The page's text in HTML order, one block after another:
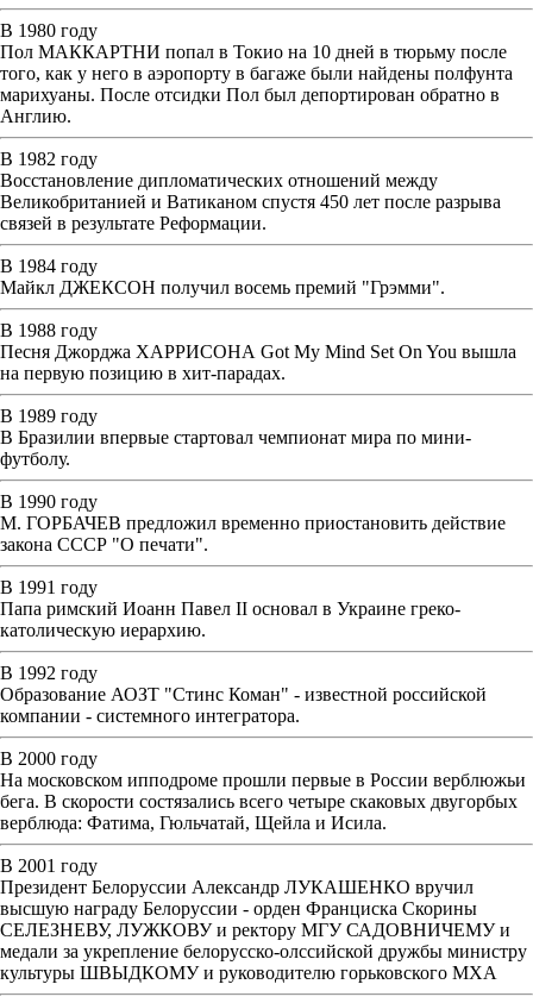
В 1980 году
Пол МАККАРТНИ попал в Токио на 10 дней в тюрьму после
того, как у него в аэропорту в багаже были найдены полфунта
марихуаны. После отсидки Пол был депортирован обратно в
Англию.
В 1982 году
Восстановление дипломатических отношений между
Великобританией и Ватиканом спустя 450 лет после разрыва
связей в результате Реформации.
В 1984 году
Майкл ДЖЕКСОН получил восемь премий "Грэмми".
В 1988 году
Песня Джорджа ХАРРИСОНА Got My Mind Set On You вышла
на первую позицию в хит-парадах.
В 1989 году
В Бразилии впервые стартовал чемпионат мира по мини-
футболу.
В 1990 году
М. ГОРБАЧЕВ предложил временно приостановить действие
закона СССР "О печати".
В 1991 году
Папа римский Иоанн Павел II основал в Украине греко-
католическую иерархию.
В 1992 году
Образование АОЗТ "Стинс Коман" - известной российской
компании - системного интегратора.
В 2000 году
На московском ипподроме прошли первые в России верблюжьи
бега. В скорости состязались всего четыре скаковых двугорбых
верблюда: Фатима, Гюльчатай, Щейла и Исила.
В 2001 году
Президент Белоруссии Александр ЛУКАШЕНКО вручил
высшую награду Белоруссии - орден Франциска Скорины
СЕЛЕЗНЕВУ, ЛУЖКОВУ и ректору МГУ САДОВНИЧЕМУ и
медали за укрепление белорусско-олссийской дружбы министру
культуры ШВЫДКОМУ и руководителю горьковского МХА